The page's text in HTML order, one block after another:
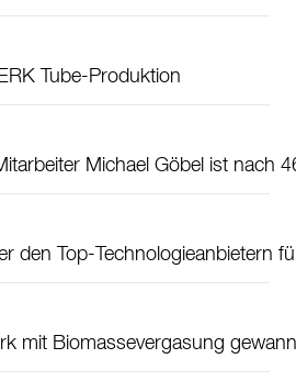
Tube-Produktion
Michael Göbel ist nach
den Top-Technologieanbietern
mit Biomassevergasung